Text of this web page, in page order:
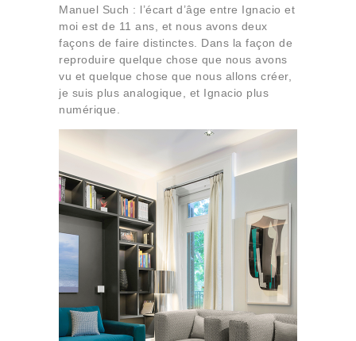
Manuel Such : l’écart d’âge entre Ignacio et
moi est de 11 ans, et nous avons deux
façons de faire distinctes. Dans la façon de
reproduire quelque chose que nous avons
vu et quelque chose que nous allons créer,
je suis plus analogique, et Ignacio plus
numérique.